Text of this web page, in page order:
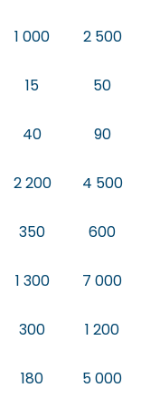
1 000 2 500
15 50
40 90
2 200 4 500
350 600
1 300 7 000
300 1 200
180 5 000